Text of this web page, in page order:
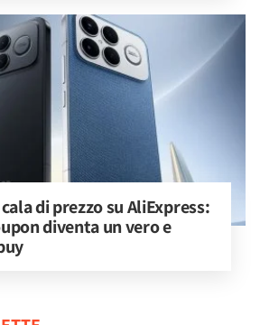
di prezzo su AliExpress:
diventa un vero e